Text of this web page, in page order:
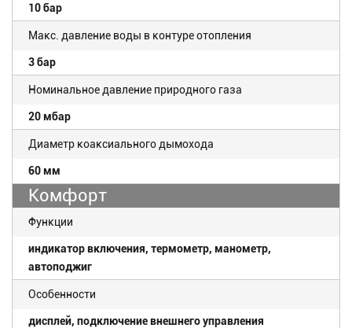
10 бар
Макс. давление воды в контуре отопления
3 бар
Номинальное давление природного газа
20 мбар
Диаметр коаксиального дымохода
60 мм
Комфорт
Функции
индикатор включения, термометр, манометр,
автоподжиг
Особенности
дисплей, подключение внешнего управления